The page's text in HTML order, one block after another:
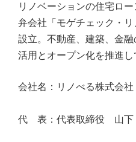
リノベーションの住宅ロ
弁会社「モゲチェック・
設立。不動産、建築、金
活用とオープン化を推進し
会社名：リノべる株式会社
代 表：代表取締役 山下